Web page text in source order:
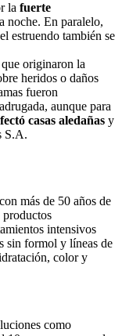
la fuerte
noche. En paralelo,
estruendo también se
que originaron la
heridos o daños
fueron
aunque para
casas aledañas y
S.A.
más de 50 años de
productos
intensivos
sin formol y líneas de
color y
como